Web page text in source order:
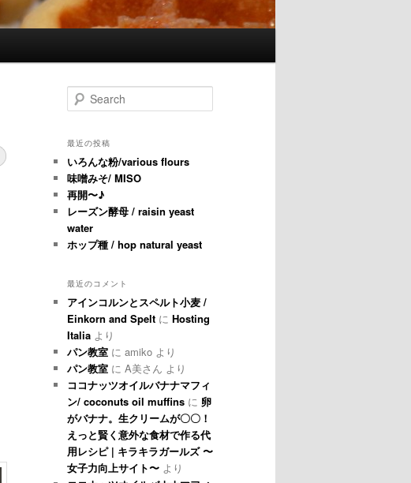
Search
最近の投稿
いろんな粉/various flours
味噌みそ/ MISO
再開〜♪
レーズン酵母 / raisin yeast
water
ホップ種 / hop natural yeast
最近のコメント
アインコルンとスペルト小麦 /
Einkorn and Spelt に Hosting
Italia より
パン教室 に amiko より
パン教室 に A美さん より
ココナッツオイルバナナマフィ
ン/ coconuts oil muffins に 卵
がバナナ。生クリームが〇〇！
えっと賢く意外な食材で作る代
用レシピ | キラキラガールズ 〜
女子力向上サイト〜 より